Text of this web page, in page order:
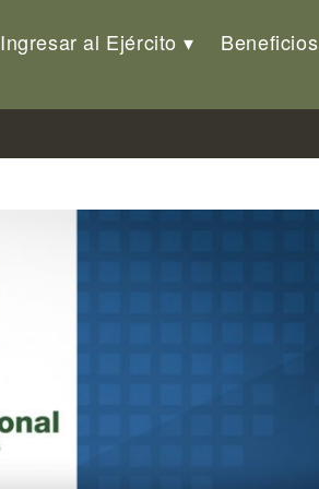
Ingresar al Ejército Beneficios